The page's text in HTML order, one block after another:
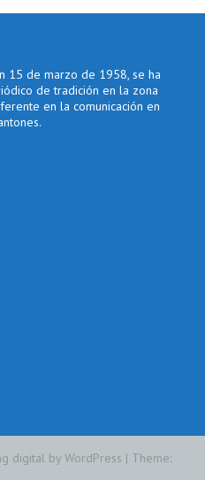
15 de marzo de 1958, se ha
de tradición en la zona
en la comunicación en
digital by WordPress | Theme: